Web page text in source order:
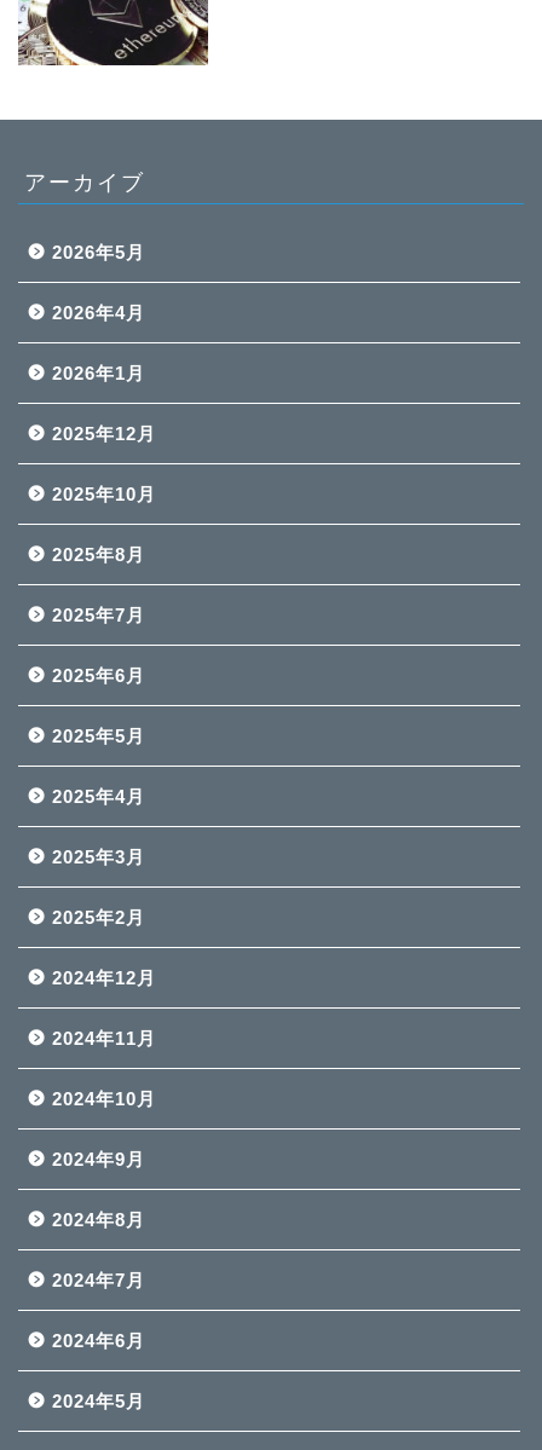
アーカイブ
2026年5月
2026年4月
2026年1月
2025年12月
2025年10月
2025年8月
2025年7月
2025年6月
2025年5月
2025年4月
2025年3月
2025年2月
2024年12月
2024年11月
2024年10月
2024年9月
2024年8月
2024年7月
2024年6月
2024年5月